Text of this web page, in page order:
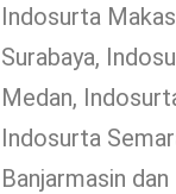
Indosurta
Surabaya,
Medan,
Indosurta
Banjarmasin